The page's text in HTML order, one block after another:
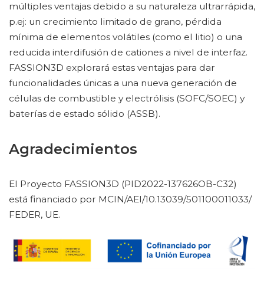
múltiples ventajas debido a su naturaleza ultrarrápida,
p.ej: un crecimiento limitado de grano, pérdida
mínima de elementos volátiles (como el litio) o una
reducida interdifusión de cationes a nivel de interfaz.
FASSION3D explorará estas ventajas para dar
funcionalidades únicas a una nueva generación de
células de combustible y electrólisis (SOFC/SOEC) y
baterías de estado sólido (ASSB).
Agradecimientos
El Proyecto FASSION3D (PID2022-137626OB-C32)
está financiado por MCIN/AEI/10.13039/501100011033/
FEDER, UE.